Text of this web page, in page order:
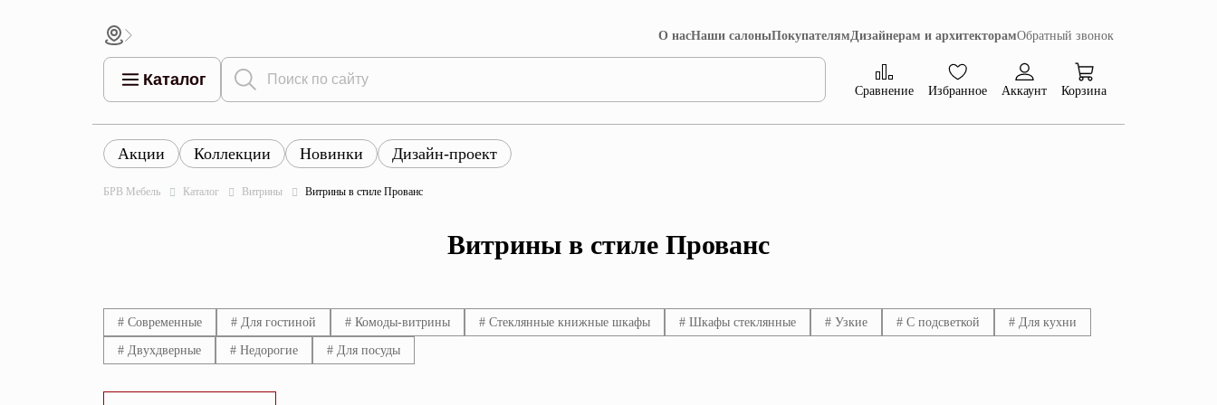
О насНаши салоныПокупателямДизайнерам и архитекторамОбратный звонок
Каталог
Сравнение Избранное Аккаунт Корзина
Все товары
Комоды
Столы
Все товары
Все товары каталога
Коллекция Лофт Коллекция Далия
Акции Коллекции Новинки Дизайн-проект
БРВ Мебель Каталог Витрины Витрины в стиле Прованс
Витрины в стиле Прованс
# Современные # Для гостиной # Комоды-витрины # Стеклянные книжные шкафы # Шкафы стеклянные # Узкие # С подсветкой # Для кухни
# Двухдверные # Недорогие # Для посуды